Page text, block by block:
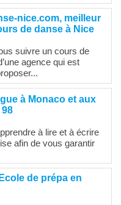
nice.com, meilleur
de danse à Nice
suivre un cours de
agence qui est
à Monaco et aux
à lire et à écrire
afin de vous garantir
de prépa en